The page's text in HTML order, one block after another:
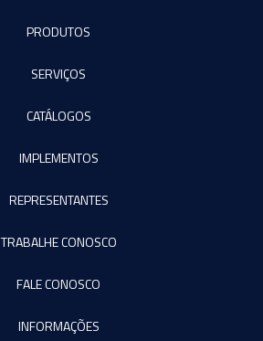
PRODUTOS
SERVIÇOS
CATÁLOGOS
IMPLEMENTOS
REPRESENTANTES
TRABALHE CONOSCO
FALE CONOSCO
INFORMAÇÕES